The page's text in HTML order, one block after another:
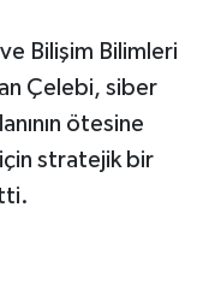
Bilişim Bilimleri
Çelebi, siber
ötesine
stratejik bir